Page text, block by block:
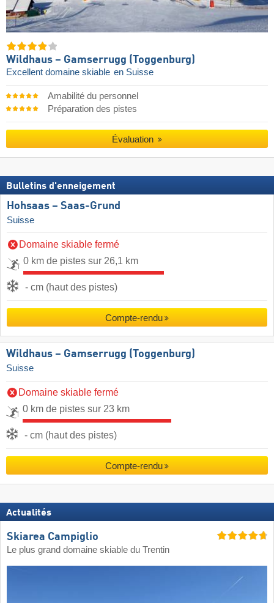
Wildhaus – Gamserrugg (Toggenburg)
Excellent domaine skiable en Suisse
Amabilité du personnel
Préparation des pistes
Évaluation
Bulletins d'enneigement
Hohsaas – Saas-Grund
Suisse
Domaine skiable fermé
0 km de pistes sur 26,1 km
- cm (haut des pistes)
Compte-rendu
Wildhaus – Gamserrugg (Toggenburg)
Suisse
Domaine skiable fermé
0 km de pistes sur 23 km
- cm (haut des pistes)
Compte-rendu
Actualités
Skiarea Campiglio
Le plus grand domaine skiable du Trentin